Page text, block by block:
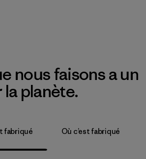
nous faisons a un
planète.
fabriqué Où c’est fabriqué